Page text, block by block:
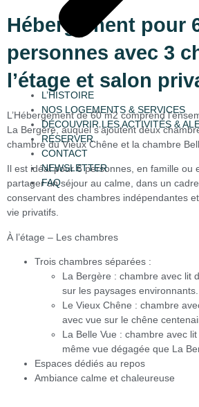
L’HISTOIRE
NOS LOGEMENTS & SERVICES
DÉCOUVRIR LES ACTIVITÉS &
RÉSERVER
CONTACT
NEWSLETTER
FAQ
Hébergement pour
personnes avec 3
l’étage et salon
L’Hébergementde 60 m2 comprend
La Bergère, auquel s’ajoutentdeux
chambre du Vieux Chêne et la chambre
Il est idéal pour6 personnes, en famille ou
partager un séjour au calme, dans un
conservant des chambres indépendantes
vie privatifs.
À l’étage – Les chambres
Trois chambres séparées :
La Bergère : chambre avec lit
sur les paysages environnants.
Le Vieux Chêne : chambre
avec vue sur le chêne
La Belle Vue : chambre avec
même vue dégagée que La
Espaces dédiés au repos
Ambiance calme et chaleureuse